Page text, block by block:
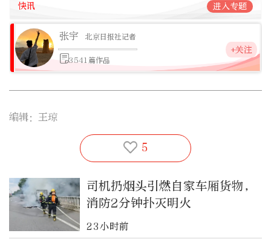
快讯 进入专题
张宇 北京日报社记者
3541篇作品
+关注
编辑：王琼
5
司机扔烟头引燃自家车厢货物，
消防2分钟扑灭明火
23小时前